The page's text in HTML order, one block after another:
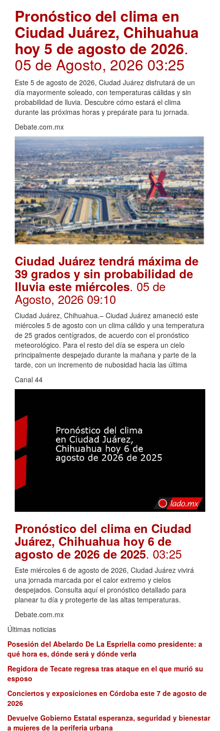
Pronóstico del clima en
Ciudad Juárez, Chihuahua
hoy 5 de agosto de 2026.
05 de Agosto, 2026 03:25
Este 5 de agosto de 2026, Ciudad Juárez disfrutará de un
día mayormente soleado, con temperaturas cálidas y sin
probabilidad de lluvia. Descubre cómo estará el clima
durante las próximas horas y prepárate para tu jornada.
Debate.com.mx
Ciudad Juárez tendrá máxima de
39 grados y sin probabilidad de
lluvia este miércoles. 05 de
Agosto, 2026 09:10
Ciudad Juárez, Chihuahua.– Ciudad Juárez amaneció este
miércoles 5 de agosto con un clima cálido y una temperatura
de 25 grados centígrados, de acuerdo con el pronóstico
meteorológico. Para el resto del día se espera un cielo
principalmente despejado durante la mañana y parte de la
tarde, con un incremento de nubosidad hacia las última
Canal 44
Pronóstico del clima en Ciudad
Juárez, Chihuahua hoy 6 de
agosto de 2026 de 2025. 03:25
Este miércoles 6 de agosto de 2026, Ciudad Juárez vivirá
una jornada marcada por el calor extremo y cielos
despejados. Consulta aquí el pronóstico detallado para
planear tu día y protegerte de las altas temperaturas.
Debate.com.mx
Últimas noticias
Posesión del Abelardo De La Espriella como presidente: a
qué hora es, dónde será y dónde verla
Regidora de Tecate regresa tras ataque en el que murió su
esposo
Conciertos y exposiciones en Córdoba este 7 de agosto de
2026
Devuelve Gobierno Estatal esperanza, seguridad y bienestar
a mujeres de la periferia urbana